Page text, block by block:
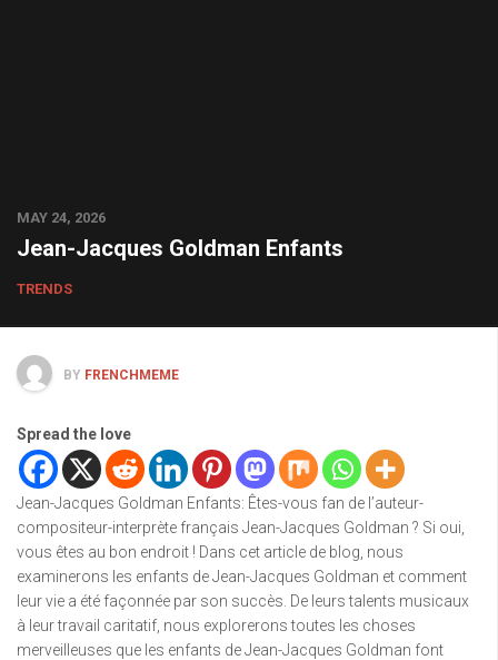
MAY 24, 2026
Jean-Jacques Goldman Enfants
TRENDS
BY FRENCHMEME
Spread the love
Jean-Jacques Goldman Enfants: Êtes-vous fan de l’auteur-
compositeur-interprète français Jean-Jacques Goldman ? Si oui,
vous êtes au bon endroit ! Dans cet article de blog, nous
examinerons les enfants de Jean-Jacques Goldman et comment
leur vie a été façonnée par son succès. De leurs talents musicaux
à leur travail caritatif, nous explorerons toutes les choses
merveilleuses que les enfants de Jean-Jacques Goldman font